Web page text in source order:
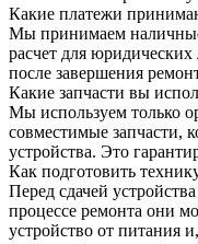
Какие платежи
Мы принимаем
расчет для
после завершения
Какие запчасти вы
Мы используем только
совместимые запчасти,
устройства. Это
Как подготовить
Перед сдачей
процессе ремонта они
устройство от питания